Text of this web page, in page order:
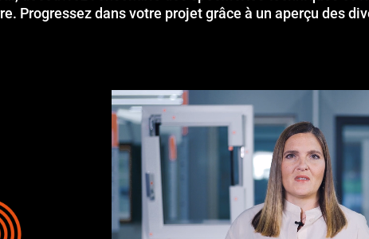
Progressez dans votre projet grâce à un aperçu des